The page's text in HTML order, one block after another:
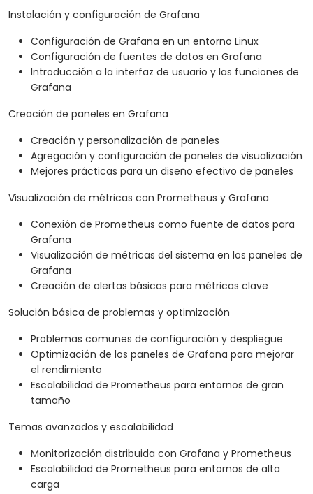
Instalación y configuración de Grafana
Configuración de Grafana en un entorno Linux
Configuración de fuentes de datos en Grafana
Introducción a la interfaz de usuario y las funciones de
Grafana
Creación de paneles en Grafana
Creación y personalización de paneles
Agregación y configuración de paneles de visualización
Mejores prácticas para un diseño efectivo de paneles
Visualización de métricas con Prometheus y Grafana
Conexión de Prometheus como fuente de datos para
Grafana
Visualización de métricas del sistema en los paneles de
Grafana
Creación de alertas básicas para métricas clave
Solución básica de problemas y optimización
Problemas comunes de configuración y despliegue
Optimización de los paneles de Grafana para mejorar
el rendimiento
Escalabilidad de Prometheus para entornos de gran
tamaño
Temas avanzados y escalabilidad
Monitorización distribuida con Grafana y Prometheus
Escalabilidad de Prometheus para entornos de alta
carga